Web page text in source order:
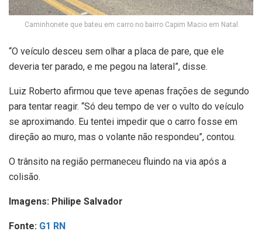
Caminhonete que bateu em carro no bairro Capim Macio em Natal
“O veículo desceu sem olhar a placa de pare, que ele
deveria ter parado, e me pegou na lateral”, disse.
Luiz Roberto afirmou que teve apenas frações de segundo
para tentar reagir. “Só deu tempo de ver o vulto do veículo
se aproximando. Eu tentei impedir que o carro fosse em
direção ao muro, mas o volante não respondeu”, contou.
O trânsito na região permaneceu fluindo na via após a
colisão.
Imagens: Philipe Salvador
Fonte: G1 RN